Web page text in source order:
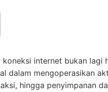
internet bukan lagi
dalam mengoperasikan
hingga penyimpanan